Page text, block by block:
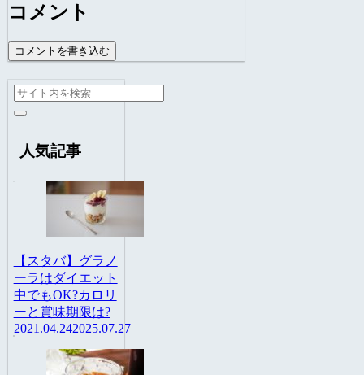
コメント
コメントを書き込む
人気記事
【スタバ】グラノ
ーラはダイエット
中でもOK?カロリ
ーと賞味期限は?
2021.04.242025.07.27